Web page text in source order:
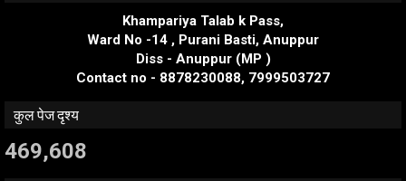
Khampariya Talab k Pass,
Ward No -14 , Purani Basti, Anuppur
Diss - Anuppur (MP )
Contact no - 8878230088, 7999503727
कुल पेज दृश्य
469,608